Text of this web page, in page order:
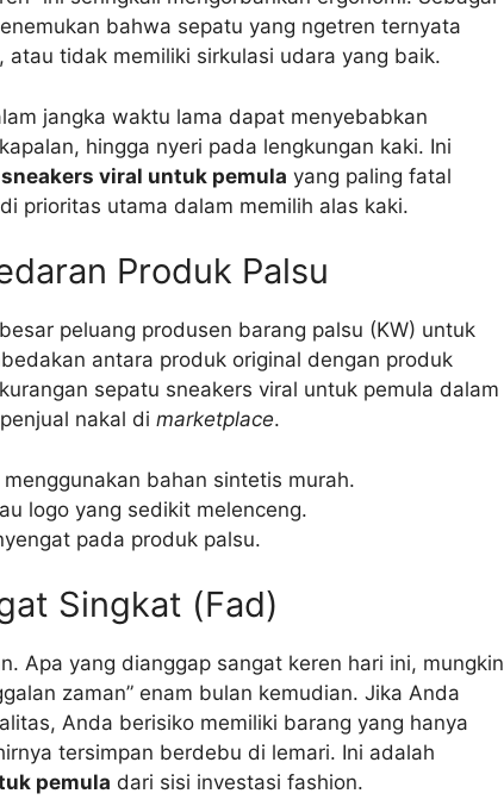
bahwa sepatu yang ngetren ternyata
tidak memiliki sirkulasi udara yang baik.
jangka waktu lama dapat menyebabkan
hingga nyeri pada lengkungan kaki. Ini
viral untuk pemula yang paling fatal
prioritas utama dalam memilih alas kaki.
Produk Palsu
peluang produsen barang palsu (KW) untuk
antara produk original dengan produk
sepatu sneakers viral untuk pemula dalam
nakal di marketplace.
bahan sintetis murah.
logo yang sedikit melenceng.
pada produk palsu.
Singkat (Fad)
Apa yang dianggap sangat keren hari ini, mungkin
zaman” enam bulan kemudian. Jika Anda
Anda berisiko memiliki barang yang hanya
tersimpan berdebu di lemari. Ini adalah
pemula dari sisi investasi fashion.